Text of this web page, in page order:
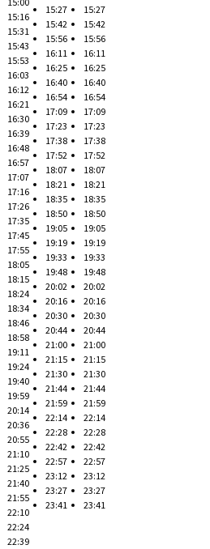
15:16
15:31
15:43
15:53
16:03
16:12
16:21
16:30
16:39
16:48
16:57
17:07
17:16
17:26
17:35
17:45
17:55
18:05
18:15
18:24
18:34
18:46
18:58
19:11
19:24
19:40
19:59
20:14
20:36
20:55
21:10
21:25
21:40
21:55
22:10
22:24
22:39
15:27
15:42
15:56
16:11
16:25
16:40
16:54
17:09
17:23
17:38
17:52
18:07
18:21
18:35
18:50
19:05
19:19
19:33
19:48
20:02
20:16
20:30
20:44
21:00
21:15
21:30
21:44
21:59
22:14
22:28
22:42
22:57
23:12
23:27
23:41
15:27
15:42
15:56
16:11
16:25
16:40
16:54
17:09
17:23
17:38
17:52
18:07
18:21
18:35
18:50
19:05
19:19
19:33
19:48
20:02
20:16
20:30
20:44
21:00
21:15
21:30
21:44
21:59
22:14
22:28
22:42
22:57
23:12
23:27
23:41